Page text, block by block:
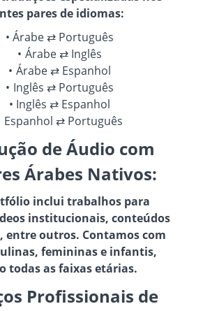
pares de idiomas:
Árabe ⇄ Português
Árabe ⇄ Inglês
Árabe ⇄ Espanhol
Inglês ⇄ Português
Inglês ⇄ Espanhol
Espanhol ⇄ Português
de Áudio com
Árabes Nativos:
inclui trabalhos para
institucionais, conteúdos
entre outros. Contamos com
femininas e infantis,
todas as faixas etárias.
Profissionais de